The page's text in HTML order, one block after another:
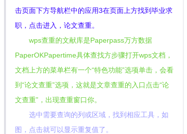
击页面下方导航栏中的应用3在页面上方找到毕业求
职，点击进入，论文查重。
wps查重的文献库是Paperpass万方数据
PaperOKPapertime具体查找方步骤打开wps文档，
文档上方的菜单栏有一个“特色功能”选项单击，会看
到“论文查重”选项，这就是文章查重的入口点击“论
文查重”，出现查重窗口你。
选中需要查询的列或区域，找到相应工具，如
图，点击就可以显示重复值了。